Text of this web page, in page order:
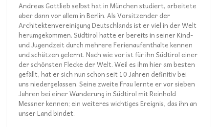
Andreas Gottlieb selbst hat in München studiert, arbeitete
aber dann vor allem in Berlin. Als Vorsitzender der
Architektenvereinigung Deutschlands ist er viel in der Welt
herumgekommen. Südtirol hatte er bereits in seiner Kind-
und Jugendzeit durch mehrere Ferienaufenthalte kennen
und schätzen gelernt. Nach wie vor ist für ihn Südtirol einer
der schönsten Flecke der Welt. Weil es ihm hier am besten
gefällt, hat er sich nun schon seit 10 Jahren definitiv bei
uns niedergelassen. Seine zweite Frau lernte er vor sieben
Jahren bei einer Wanderung in Südtirol mit Reinhold
Messner kennen; ein weiteres wichtiges Ereignis, das ihn an
unser Land bindet.